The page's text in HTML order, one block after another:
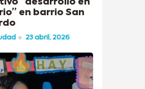
“desarrollo en
en barrio San
23 abril, 2026